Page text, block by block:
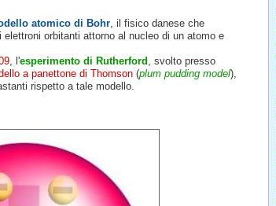
atomico di Bohr, il fisico danese che
orbitanti attorno al nucleo di un atomo e
, l'esperimento di Rutherford , svolto presso
a panettone di Thomson (plum pudding model),
rispetto a tale modello.